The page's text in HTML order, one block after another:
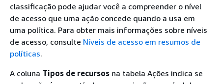
classificação pode ajudar você a compreender o nível
de acesso que uma ação concede quando a usa em
uma política. Para obter mais informações sobre níveis
de acesso, consulte Níveis de acesso em resumos de
políticas.
A coluna Tipos de recursos na tabela Ações indica se